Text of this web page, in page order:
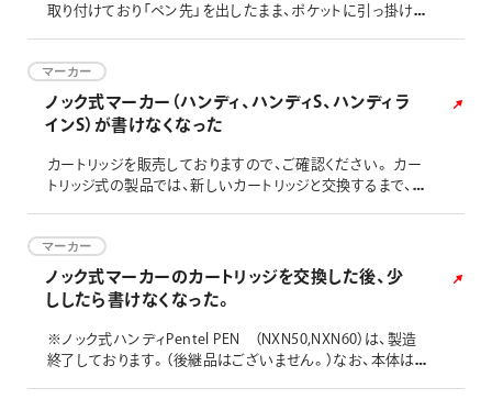
取り付けており「ペン先」を出したまま、ポケットに引っ掛けて
んだり、バック内のペン刺しやポケットに挟んだりする際に斜
めになり、負荷が掛かると外れてしまう可能性がありますの
で、ご注意ください。 上記に該当する主な製品 ・ノック式ハ
ンデ
マーカー
ノック式マーカー（ハンディ、ハンディS、ハンディラ
インS）が書けなくなった
カートリッジを販売しておりますので、ご確認ください。 カー
トリッジ式の製品では、新しいカートリッジと交換するまで、カ
てもインキが出なくなります。また、2週間以上インキを使い
切った状態で保管した場合においても、ペン先乾燥の要因と
なりますのでご注意ください。 なお、「ペン先」は交換できな
いた
マーカー
ノック式マーカーのカートリッジを交換した後、少
ししたら書けなくなった。
※ノック式ハンディPentel PEN （NXN50,NXN60）は、製造
終了しております。（後継品はございません。）なお、本体は製